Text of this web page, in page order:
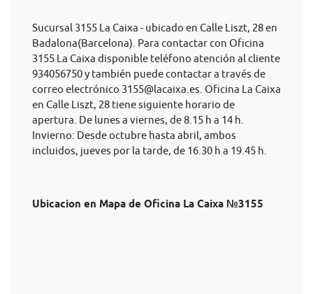
Sucursal 3155 La Caixa - ubicado en Calle Liszt, 28 en
Badalona(Barcelona). Para contactar con Oficina
3155 La Caixa disponible teléfono atención al cliente
934056750 y también puede contactar a través de
correo electrónico 3155@lacaixa.es . Oficina La Caixa
en Calle Liszt, 28 tiene siguiente horario de
apertura. De lunes a viernes, de 8.15 h a 14 h.
Invierno: Desde octubre hasta abril, ambos
incluidos, jueves por la tarde, de 16.30 h a 19.45 h.
Ubicacion en Mapa de Oficina La Caixa №3155